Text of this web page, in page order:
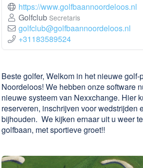
https://www.golfbaannoordeloos.nl
Golfclub Secretaris
golfclub@golfbaannoordeloos.nl
+31183589524
Beste golfer, Welkom in het nieuwe
Noordeloos! We hebben onze software
nieuwe systeem van Nexxchange. Hier
reserveren, inschrijven voor wedstrijden
bijhouden. We kijken ernaar uit u weer
golfbaan, met sportieve groet!!